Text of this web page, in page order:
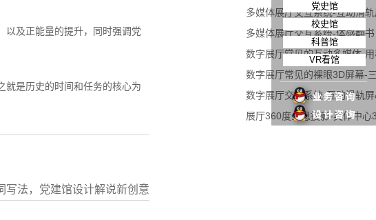
以及正能量的提升，同时强调党
就是历史的时间和任务的核心为
写法，党建馆设计解说新创意
多媒体展厅交互系统-互动滑
多媒体展厅交互系统-体感翻书
数字展厅常见的互动多媒体-
数字展厅常见的裸眼3D屏幕-
数字展厅交互系统-互动滑轨
展厅360度全息投影-奥体中心
党史馆
校史馆
科普馆
VR看馆